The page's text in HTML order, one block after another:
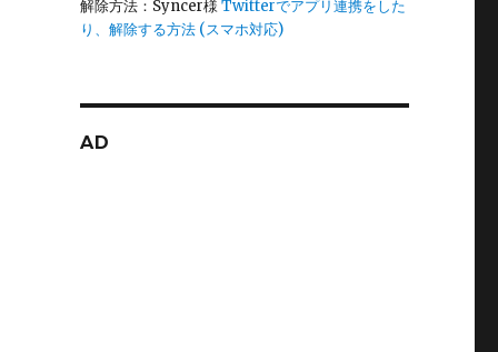
解除方法：Syncer様 Twitterでアプリ連携をした
り、解除する方法 (スマホ対応)
AD